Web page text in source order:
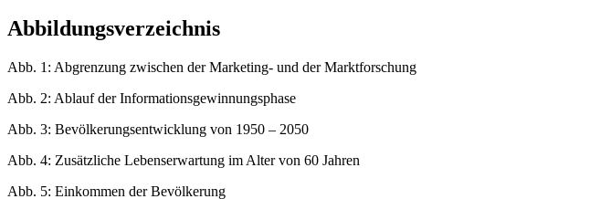
Abbildungsverzeichnis
Abb. 1: Abgrenzung zwischen der Marketing- und der Marktforschung
Abb. 2: Ablauf der Informationsgewinnungsphase
Abb. 3: Bevölkerungsentwicklung von 1950 – 2050
Abb. 4: Zusätzliche Lebenserwartung im Alter von 60 Jahren
Abb. 5: Einkommen der Bevölkerung